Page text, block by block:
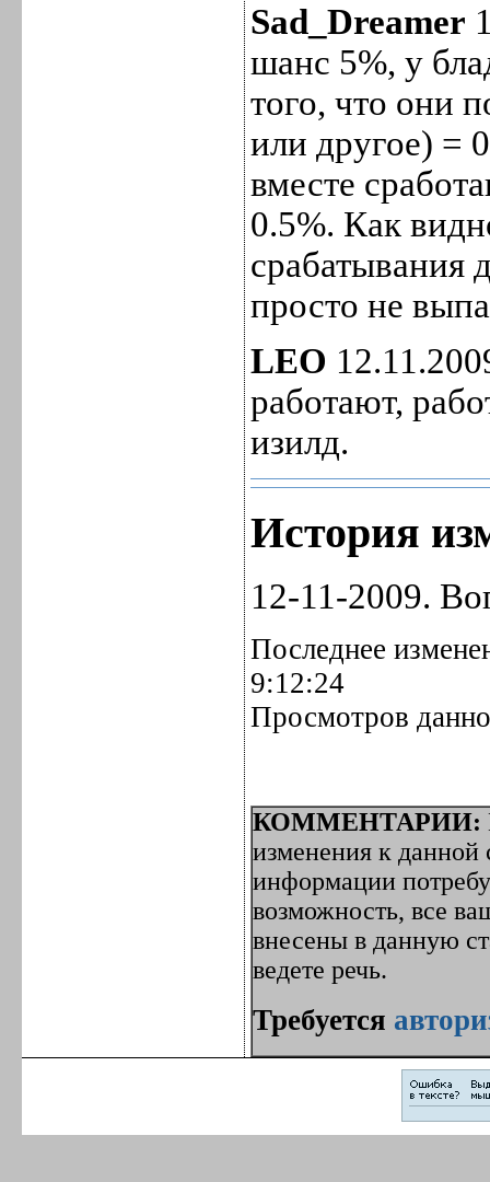
Sad_Dreamer
шанс 5%, у
того, что они
или другое) =
вместе
0.5%. Как
срабатывания
просто не
LEO
работают,
изилд.
История
12-11-2009.
Последнее
9:12:24
Просмотров
КОММЕНТАРИИ:
изменения к данной
информации
возможность, все
внесены в данную
ведете речь.
Требуется